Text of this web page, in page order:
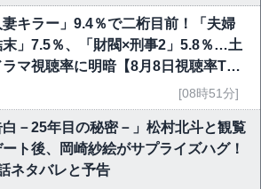
妻キラー」9.4％で二桁目前！「夫婦
末」7.5％、「財閥×刑事2」5.8％…土
ラマ視聴率に明暗【8月8日視聴率TO
[08時51分]
白－25年目の秘密－」松村北斗と観覧
ト後、岡崎紗絵がサプライズハグ！
ネタバレと予告